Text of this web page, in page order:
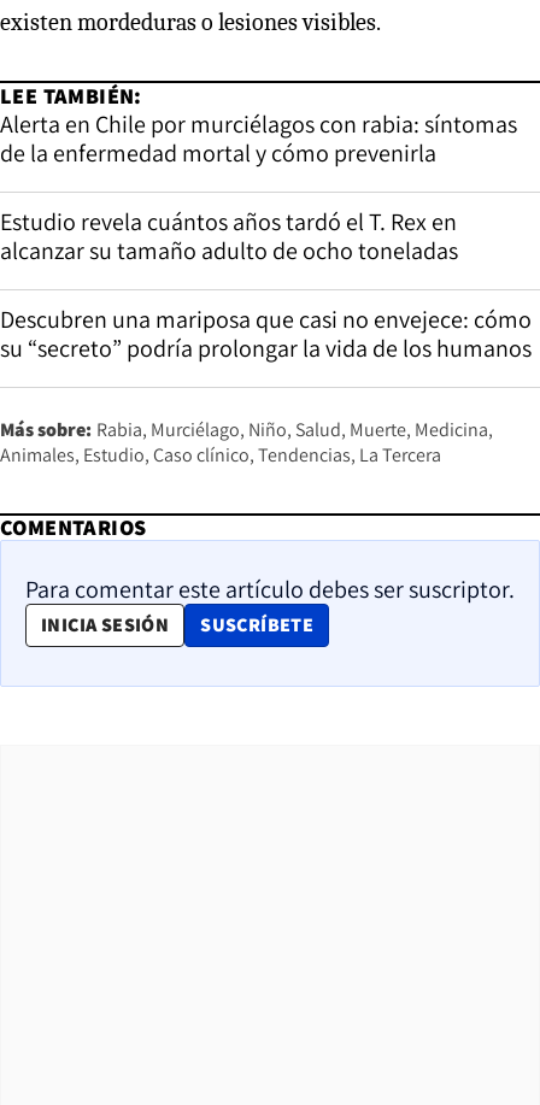
existen mordeduras o lesiones visibles.
LEE TAMBIÉN:
Alerta en Chile por murciélagos con rabia: síntomas
de la enfermedad mortal y cómo prevenirla
Estudio revela cuántos años tardó el T. Rex en
alcanzar su tamaño adulto de ocho toneladas
Descubren una mariposa que casi no envejece: cómo
su “secreto” podría prolongar la vida de los humanos
Más sobre: Rabia Murciélago Niño Salud Muerte Medicina
Animales Estudio Caso clínico Tendencias La Tercera
COMENTARIOS
Para comentar este artículo debes ser suscriptor.
INICIA SESIÓN SUSCRÍBETE
OPENS IN NEW WINDOW